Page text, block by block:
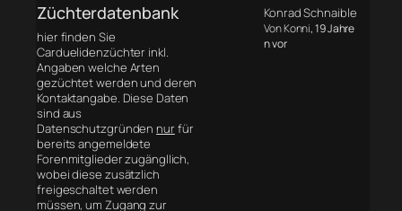
Züchterdatenbank
hier finden Sie
Carduelidenzüchter inkl.
Angaben welche Arten
gezüchtet werden und deren
Kontaktangabe. Diese Daten
sind aus
Datenschutzgründen nurfür
bereits angemeldete
Forenmitglieder zugängllich,
wobei diese zusätzlich
freigeschaltet werden
müssen, um Zugang zur
Konrad Schnaible
Von Konni, 19 Jahre
n vor